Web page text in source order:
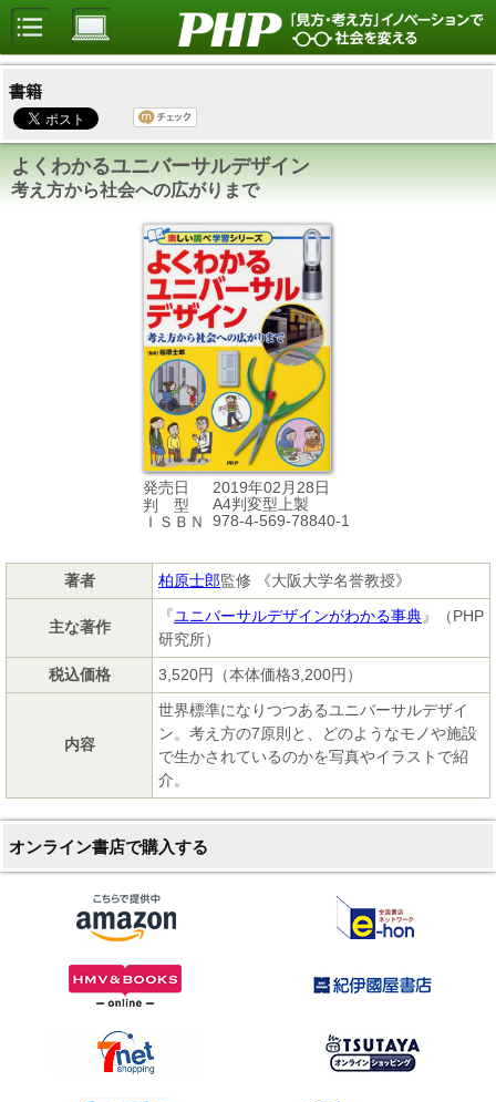
書籍
よくわかるユニバーサルデザイン
考え方から社会への広がりまで
発売日
2019年02月28日
判 型
A4判変型上製
ＩＳＢＮ
978-4-569-78840-1
著者 柏原士郎監修 《大阪大学名誉教授》
主な著作
『ユニバーサルデザインがわかる事典』（PHP
研究所）
税込価格
3,520円（本体価格3,200円）
内容
世界標準になりつつあるユニバーサルデザイ
ン。考え方の7原則と、どのようなモノや施設
で生かされているのかを写真やイラストで紹
介。
オンライン書店で購入する